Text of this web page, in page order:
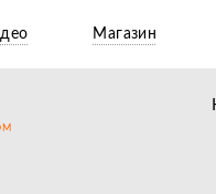
Магазин